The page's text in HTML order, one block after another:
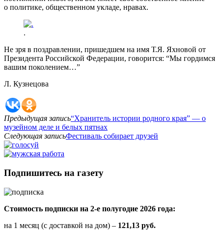
о политике, общественном укладе, нравах.
.
Не зря в поздравлении, пришедшем на имя Т.Я. Яхновой от
Президента Российской Федерации, говорится: “Мы гордимся
вашим поколением…”
Л. Кузнецова
Предыдущая запись“Хранитель истории родного края” — о
музейном деле и белых пятнах
Следующая записьФестиваль собирает друзей
Подпишитесь на газету
Стоимость подписки на 2-е полугодие 2026 года:
на 1 месяц (с доставкой на дом) – 121,13 руб.